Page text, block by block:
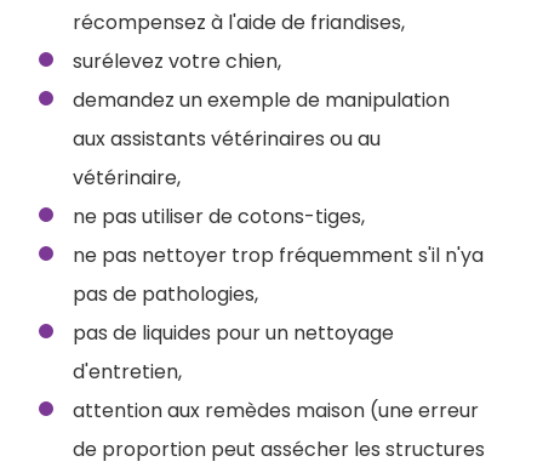
récompensez à l'aide de friandises,
surélevez votre chien,
demandez un exemple de manipulation
aux assistants vétérinaires ou au
vétérinaire,
ne pas utiliser de cotons-tiges,
ne pas nettoyer trop fréquemment s'il n'ya
pas de pathologies,
pas de liquides pour un nettoyage
d'entretien,
attention aux remèdes maison (une erreur
de proportion peut assécher les structures